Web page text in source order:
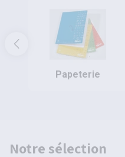
papeterie
Notre sélection